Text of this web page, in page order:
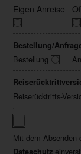
Eigen Anreise
Bestellung/
Bestellung
Reiserücktritts-
Mit dem Absenden
Dateschutz